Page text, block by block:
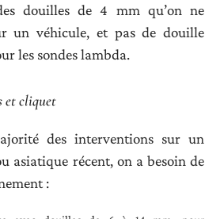
douilles de 4 mm qu’on ne
un véhicule, et pas de douille
les sondes lambda.
et cliquet
des interventions sur un
asiatique récent, on a besoin de
: